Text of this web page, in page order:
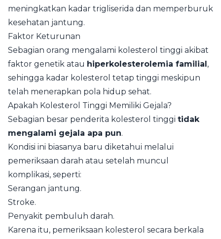
meningkatkan kadar trigliserida dan memperburuk
kesehatan jantung.
Faktor Keturunan
Sebagian orang mengalami kolesterol tinggi akibat
faktor genetik atau hiperkolesterolemia familial,
sehingga kadar kolesterol tetap tinggi meskipun
telah menerapkan pola hidup sehat.
Apakah Kolesterol Tinggi Memiliki Gejala?
Sebagian besar penderita kolesterol tinggi tidak
mengalami gejala apa pun.
Kondisi ini biasanya baru diketahui melalui
pemeriksaan darah atau setelah muncul
komplikasi, seperti:
Serangan jantung.
Stroke.
Penyakit pembuluh darah.
Karena itu, pemeriksaan kolesterol secara berkala